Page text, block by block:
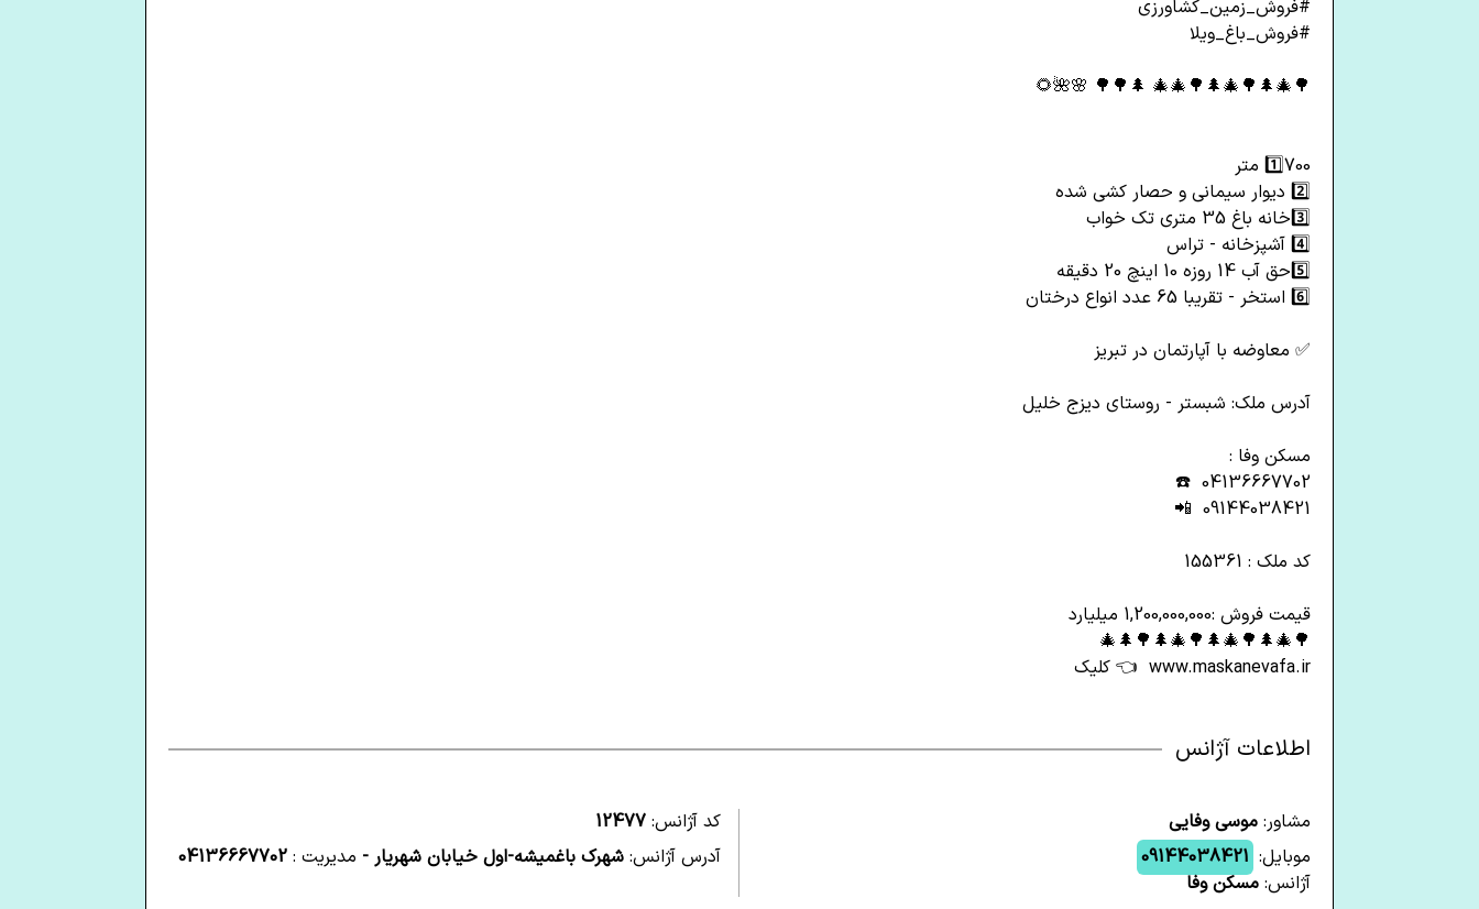
#فروش_زمین_کشاورزی
#فروش_باغ_ویلا
🌳🎄🌲🌳🎄🌲🌳🎄🎄 🌲🌳🌳 🌸🌺🌻
1️⃣700 متر
2️⃣ دیوار سیمانی و حصار کشی شده
3️⃣خانه باغ 35 متری تک خواب
4️⃣ آشپزخانه - تراس
5️⃣حق آب 14 روزه 10 اینچ 20 دقیقه
6️⃣ استخر - تقریبا 65 عدد انواع درختان
✅ معاوضه با آپارتمان در تبریز
آدرس ملک: شبستر - روستای دیزج خلیل
مسکن وفا :
04136667702 ☎️
09144038421 📲
کد ملک : 155361
قیمت فروش :1,200,000,000 میلیارد
🌳🎄🌲🌳🎄🌲🌳🎄🌲🌳🌲🎄
www.maskanevafa.ir 👈 کلیک
اطلاعات آژانس
مشاور: موسی وفایی
موبایل: 09144038421
آژانس: مسکن وفا
کد آژانس: 12477
آدرس آژانس: شهرک باغمیشه-اول خیابان شهریار - مدیریت : 04136667702